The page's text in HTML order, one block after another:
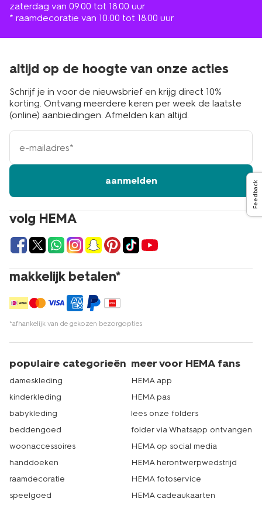
zaterdag van 09.00 tot 18.00 uur
* raamdecoratie van 10.00 tot 18.00 uur
volg HEMA
makkelijk betalen*
*afhankelijk van de gekozen bezorgopties
altijd op de hoogte van onze acties
Schrijf je in voor de nieuwsbrief en krijg direct 10%
korting. Ontvang meerdere keren per week de laatste
(online) aanbiedingen. Afmelden kan altijd.
e-
mailadres
aanmelden
populaire categorieën
dameskleding
kinderkleding
babykleding
beddengoed
woonaccessoires
handdoeken
raamdecoratie
speelgoed
meer voor HEMA fans
HEMA app
HEMA pas
lees onze folders
folder via Whatsapp ontvangen
HEMA op social media
HEMA herontwerpwedstrijd
HEMA fotoservice
HEMA cadeaukaarten
Feedback